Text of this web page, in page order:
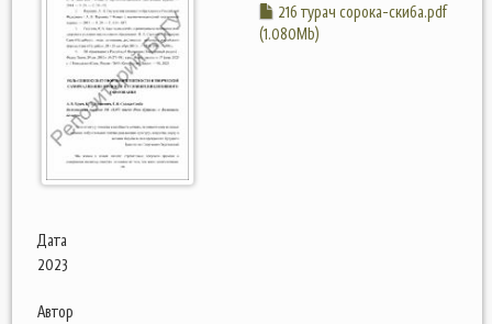
216 турач сорока-скиба.pdf
(1.080Mb)
Дата
2023
Автор